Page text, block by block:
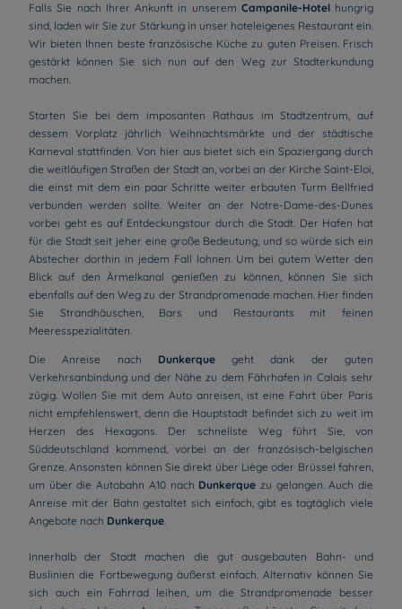
Falls Sie nach Ihrer Ankunft in unserem Campanile-Hotelhungrig
sind, laden wir Sie zur Stärkung in unser hoteleigenes Restaurant ein.
Wir bieten Ihnen beste französische Küche zu guten Preisen. Frisch
gestärkt können Sie sich nun auf den Weg zur Stadterkundung
machen.
Starten Sie bei dem imposanten Rathaus im Stadtzentrum, auf
dessem Vorplatz jährlich Weihnachtsmärkte und der städtische
Karneval stattfinden. Von hier aus bietet sich ein Spaziergang durch
die weitläufigen Straßen der Stadt an, vorbei an der Kirche Saint-Eloi,
die einst mit dem ein paar Schritte weiter erbauten Turm Bellfried
verbunden werden sollte. Weiter an der Notre-Dame-des-Dunes
vorbei geht es auf Entdeckungstour durch die Stadt. Der Hafen hat
für die Stadt seit jeher eine große Bedeutung, und so würde sich ein
Abstecher dorthin in jedem Fall lohnen. Um bei gutem Wetter den
Blick auf den Ärmelkanal genießen zu können, können Sie sich
ebenfalls auf den Weg zu der Strandpromenade machen. Hier finden
Sie Strandhäuschen, Bars und Restaurants mit feinen
Meeresspezialitäten.
Die Anreise nach Dunkerquegeht dank der guten
Verkehrsanbindung und der Nähe zu dem Fährhafen in Calais sehr
zügig. Wollen Sie mit dem Auto anreisen, ist eine Fahrt über Paris
nicht empfehlenswert, denn die Hauptstadt befindet sich zu weit im
Herzen des Hexagons. Der schnellste Weg führt Sie, von
Süddeutschland kommend, vorbei an der französisch-belgischen
Grenze. Ansonsten können Sie direkt über Liège oder Brüssel fahren,
um über die Autobahn A10 nach Dunkerque zu gelangen. Auch die
Anreise mit der Bahn gestaltet sich einfach, gibt es tagtäglich viele
Angebote nach Dunkerque.
Innerhalb der Stadt machen die gut ausgebauten Bahn- und
Buslinien die Fortbewegung äußerst einfach. Alternativ können Sie
sich auch ein Fahrrad leihen, um die Strandpromenade besser